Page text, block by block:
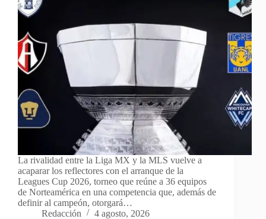
La rivalidad entre la Liga MX y la MLS vuelve a
acaparar los reflectores con el arranque de la
Leagues Cup 2026, torneo que reúne a 36 equipos
de Norteamérica en una competencia que, además de
definir al campeón, otorgará…
Redacción
4 agosto, 2026